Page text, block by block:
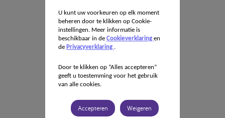
U kunt uw voorkeuren op elk moment
beheren door te klikken op Cookie-
instellingen. Meer informatie is
beschikbaar in de Cookieverklaring en
de Privacyverklaring .
Door te klikken op “Alles accepteren”
geeft u toestemming voor het gebruik
van alle cookies.
Accepteren Weigeren